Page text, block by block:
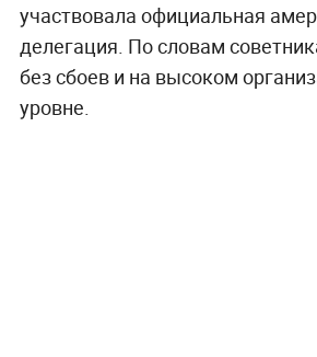
участвовала официальная
делегация. По словам
без сбоев и на высоком
уровне.